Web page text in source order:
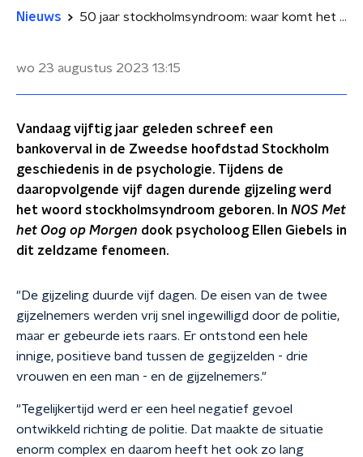
Nieuws 50 jaar stockholmsyndroom: waar komt het ook alweer vandaan?
wo 23 augustus 2023 13:15
Vandaag vijftig jaar geleden schreef een
bankoverval in de Zweedse hoofdstad Stockholm
geschiedenis in de psychologie. Tijdens de
daaropvolgende vijf dagen durende gijzeling werd
het woord stockholmsyndroom geboren. In NOS Met
het Oog op Morgen dook psycholoog Ellen Giebels in
dit zeldzame fenomeen.
"De gijzeling duurde vijf dagen. De eisen van de twee
gijzelnemers werden vrij snel ingewilligd door de politie,
maar er gebeurde iets raars. Er ontstond een hele
innige, positieve band tussen de gegijzelden - drie
vrouwen en een man - en de gijzelnemers."
"Tegelijkertijd werd er een heel negatief gevoel
ontwikkeld richting de politie. Dat maakte de situatie
enorm complex en daarom heeft het ook zo lang